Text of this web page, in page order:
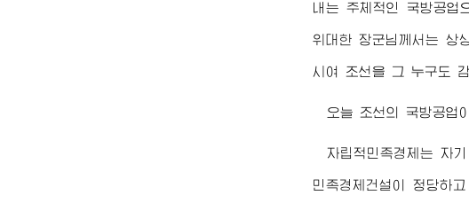
내는 주체적인 국방공
위대한 장군님께서는 상
시여 조선을 그 누구도
오늘 조선의 국방공업
자립적민족경제는 자
민족경제건설이 정당하